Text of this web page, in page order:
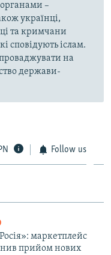
–
українці,
та кримчани
сповідують іслам.
на
держави-
Follow us
маркетплейс
прийом нових